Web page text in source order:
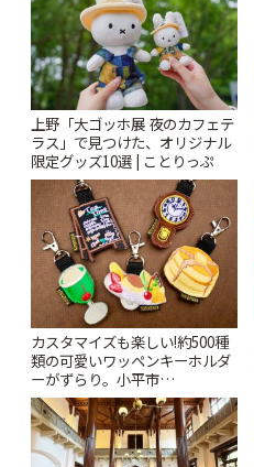
上野「大ゴッホ展 夜のカフェテ
ラス」で見つけた、オリジナル
限定グッズ10選 | ことりっぷ
カスタマイズも楽しい!約500種
類の可愛いワッペンキーホルダ
ーがずらり。小平市
「Kimamaya T&K」 | ことりっ
ぷ